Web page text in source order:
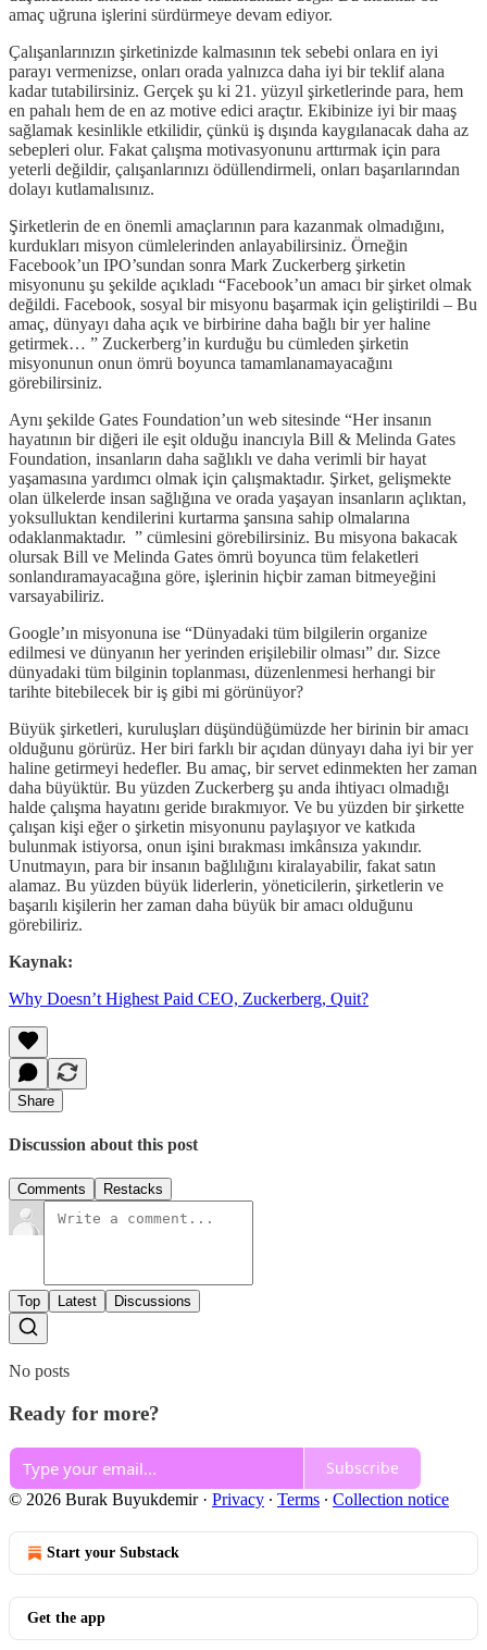
amaç uğruna işlerini sürdürmeye devam ediyor.
Çalışanlarınızın şirketinizde kalmasının tek sebebi onlara en iyi
parayı vermenizse, onları orada yalnızca daha iyi bir teklif alana
kadar tutabilirsiniz. Gerçek şu ki 21. yüzyıl şirketlerinde para, hem
en pahalı hem de en az motive edici araçtır. Ekibinize iyi bir maaş
sağlamak kesinlikle etkilidir, çünkü iş dışında kaygılanacak daha az
sebepleri olur. Fakat çalışma motivasyonunu arttırmak için para
yeterli değildir, çalışanlarınızı ödüllendirmeli, onları başarılarından
dolayı kutlamalısınız.
Şirketlerin de en önemli amaçlarının para kazanmak olmadığını,
kurdukları misyon cümlelerinden anlayabilirsiniz. Örneğin
Facebook’un IPO’sundan sonra Mark Zuckerberg şirketin
misyonunu şu şekilde açıkladı “Facebook’un amacı bir şirket olmak
değildi. Facebook, sosyal bir misyonu başarmak için geliştirildi – Bu
amaç, dünyayı daha açık ve birbirine daha bağlı bir yer haline
getirmek… ” Zuckerberg’in kurduğu bu cümleden şirketin
misyonunun onun ömrü boyunca tamamlanamayacağını
görebilirsiniz.
Aynı şekilde Gates Foundation’un web sitesinde “Her insanın
hayatının bir diğeri ile eşit olduğu inancıyla Bill & Melinda Gates
Foundation, insanların daha sağlıklı ve daha verimli bir hayat
yaşamasına yardımcı olmak için çalışmaktadır. Şirket, gelişmekte
olan ülkelerde insan sağlığına ve orada yaşayan insanların açlıktan,
yoksulluktan kendilerini kurtarma şansına sahip olmalarına
odaklanmaktadır. ” cümlesini görebilirsiniz. Bu misyona bakacak
olursak Bill ve Melinda Gates ömrü boyunca tüm felaketleri
sonlandıramayacağına göre, işlerinin hiçbir zaman bitmeyeğini
varsayabiliriz.
Google’ın misyonuna ise “Dünyadaki tüm bilgilerin organize
edilmesi ve dünyanın her yerinden erişilebilir olması” dır. Sizce
dünyadaki tüm bilginin toplanması, düzenlenmesi herhangi bir
tarihte bitebilecek bir iş gibi mi görünüyor?
Büyük şirketleri, kuruluşları düşündüğümüzde her birinin bir amacı
olduğunu görürüz. Her biri farklı bir açıdan dünyayı daha iyi bir yer
haline getirmeyi hedefler. Bu amaç, bir servet edinmekten her zaman
daha büyüktür. Bu yüzden Zuckerberg şu anda ihtiyacı olmadığı
halde çalışma hayatını geride bırakmıyor. Ve bu yüzden bir şirkette
çalışan kişi eğer o şirketin misyonunu paylaşıyor ve katkıda
bulunmak istiyorsa, onun işini bırakması imkânsıza yakındır.
Unutmayın, para bir insanın bağlılığını kiralayabilir, fakat satın
alamaz. Bu yüzden büyük liderlerin, yöneticilerin, şirketlerin ve
başarılı kişilerin her zaman daha büyük bir amacı olduğunu
görebiliriz.
Kaynak:
Why Doesn’t Highest Paid CEO, Zuckerberg, Quit?
Share
Discussion about this post
Comments Restacks
Top Latest Discussions
No posts
Ready for more?
Subscribe
© 2026 Burak Buyukdemir· Privacy ∙ Terms ∙ Collection notice
Start your Substack
Get the app